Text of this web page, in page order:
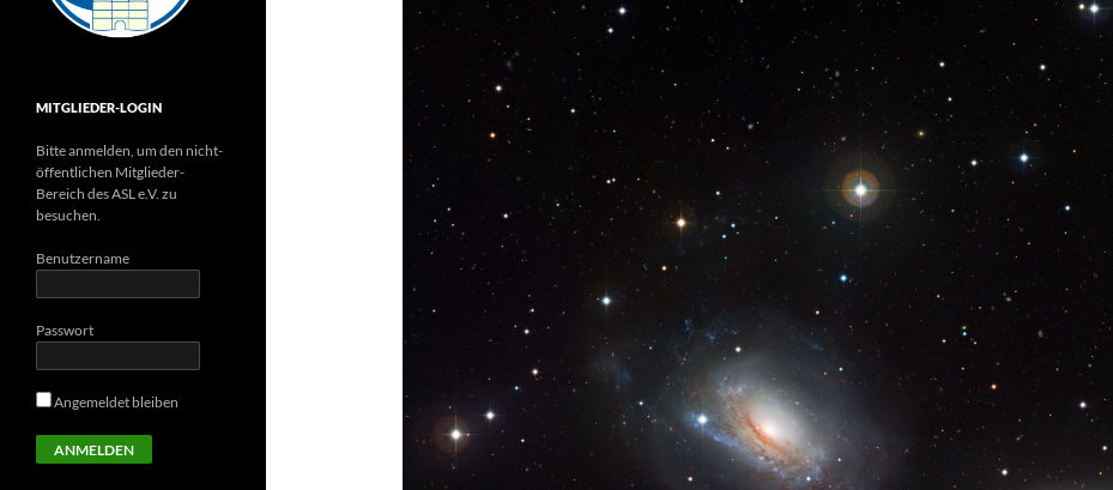
MITGLIEDER-LOGIN
Bitte anmelden, um den nicht-
öffentlichen Mitglieder-
Bereich des ASL e.V. zu
besuchen.
Benutzername
Passwort
Angemeldet bleiben